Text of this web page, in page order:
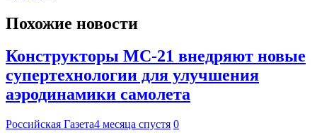
Похожие новости
Конструкторы МС-21 внедряют новые
супертехнологии для улучшения
аэродинамики самолета
Российская Газета4 месяца спустя 0